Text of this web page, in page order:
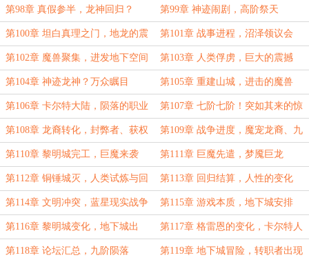
（2/3） （3/3）
第98章 真假参半，龙神回归？ 第99章 神迹闹剧，高阶祭天
第100章 坦白真理之门，地龙的震
惊与决策
第101章 战事进程，沼泽领议会
第102章 魔兽聚集，进发地下空间
（3/3）
第103章 人类俘虏，巨大的震撼
（1/3）
第104章 神迹龙神？万众瞩目
（2/3）
第105章 重建山城，进击的魔兽
（3/3）
第106章 卡尔特大陆，陨落的职业
者（1/3）
第107章 七阶七阶！突如其来的惊
天奖励！（2/3）
第108章 龙裔转化，封弊者、获权
限
第109章 战争进度，魔宠龙裔、九
阶巨熊！
第110章 黎明城完工，巨魔来袭 第111章 巨魔先遣，梦魇巨龙
（2/3）
第112章 铜锤城灭，人类试炼与回
归（3/3）
第113章 回归结算，人性的变化
第114章 文明冲突，蓝星现实战争
倒计时
第115章 游戏本质，地下城安排
第116章 黎明城变化，地下城出 第117章 格雷恩的变化，卡尔特人
的希望
第118章 论坛汇总，九阶陨落 第119章 地下城冒险，转职者出现